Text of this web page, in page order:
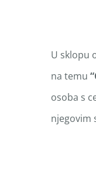
U sklopu
na temu
osoba s
njegovim